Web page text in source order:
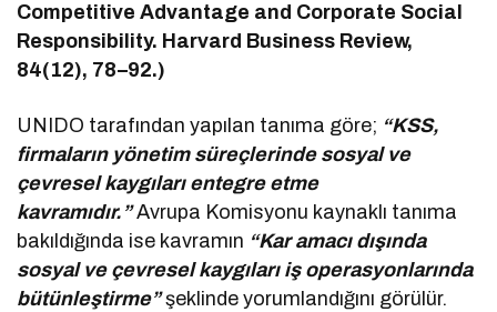
Competitive Advantage and Corporate Social
Responsibility. Harvard Business Review,
84(12), 78–92.)
UNIDO tarafından yapılan tanıma göre; “KSS,
firmaların yönetim süreçlerinde sosyal ve
çevresel kaygıları entegre etme
kavramıdır.” Avrupa Komisyonu kaynaklı tanıma
bakıldığında ise kavramın “Kar amacı dışında
sosyal ve çevresel kaygıları iş operasyonlarında
bütünleştirme”şeklinde yorumlandığını görülür.